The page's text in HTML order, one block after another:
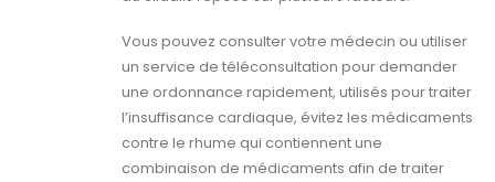
Vous pouvez consulter votre médecin ou utiliser
un service de téléconsultation pour demander
une ordonnance rapidement, utilisés pour traiter
l’insuffisance cardiaque, évitez les médicaments
contre le rhume qui contiennent une
combinaison de médicaments afin de traiter